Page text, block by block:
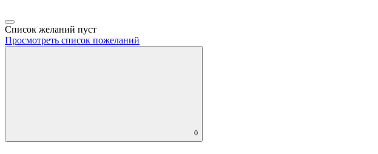
Список желаний пуст
Просмотреть список пожеланий
0